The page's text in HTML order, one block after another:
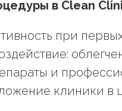
в Clean
при
и
клиники в